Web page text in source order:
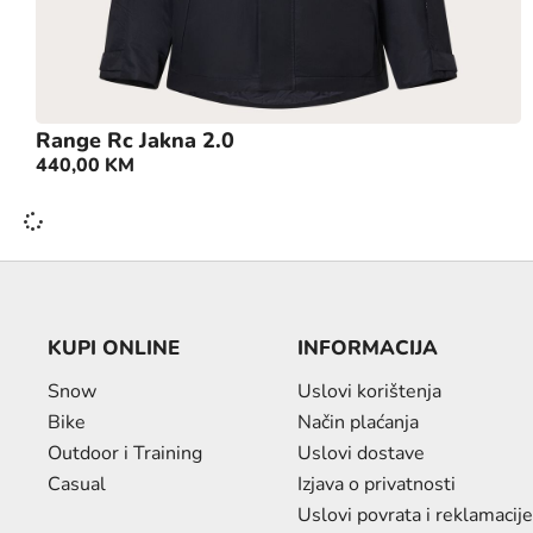
Range Rc Jakna 2.0
440,00 KM
KUPI ONLINE
Snow
Bike
Outdoor i Training
Casual
INFORMACIJA
Uslovi korištenja
Način plaćanja
Uslovi dostave
Izjava o privatnosti
Uslovi povrata i reklamacije